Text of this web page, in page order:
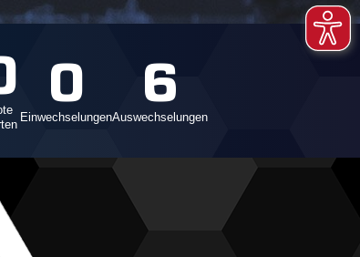
0
Einwechselungen
6
Auswechselungen